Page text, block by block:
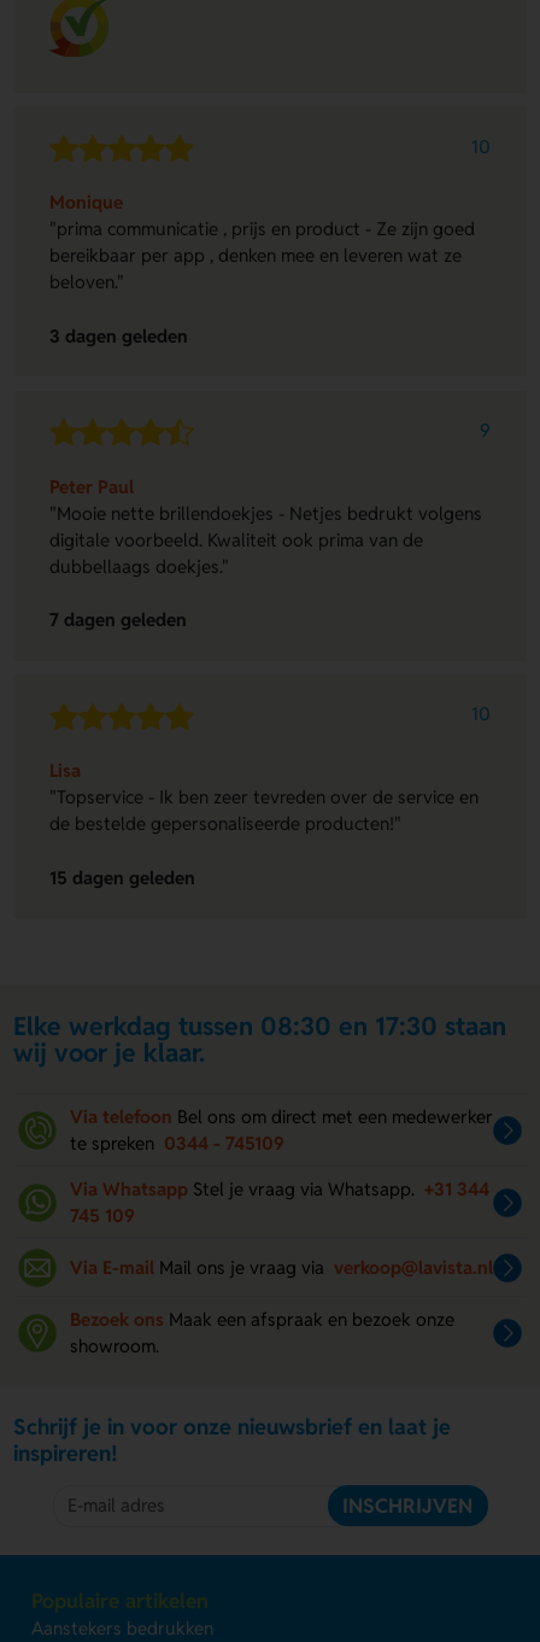
10
Monique
"prima communicatie , prijs en product - Ze zijn goed
bereikbaar per app , denken mee en leveren wat ze
beloven."
3 dagen geleden
9
Peter Paul
"Mooie nette brillendoekjes - Netjes bedrukt volgens
digitale voorbeeld. Kwaliteit ook prima van de
dubbellaags doekjes."
7 dagen geleden
10
Lisa
"Topservice - Ik ben zeer tevreden over de service en
de bestelde gepersonaliseerde producten!"
15 dagen geleden
Elke werkdag tussen 08:30 en 17:30 staan
wij voor je klaar.
Via telefoon Bel ons om direct met een medewerker
te spreken 0344 - 745109
Via Whatsapp Stel je vraag via Whatsapp. +31 344
745 109
Via E-mail Mail ons je vraag via verkoop@lavista.nl
Bezoek ons Maak een afspraak en bezoek onze
showroom.
Schrijf je in voor onze nieuwsbrief en laat je
inspireren!
INSCHRIJVEN
Populaire artikelen
Aanstekers bedrukken